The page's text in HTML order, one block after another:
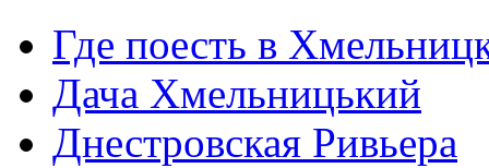
Где поесть в
Дача Хмельницький
Днестровская Ривьера